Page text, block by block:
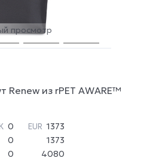
просмотр
Renew из rPET AWARE™
0 EUR 1373
0
1373
0 4080